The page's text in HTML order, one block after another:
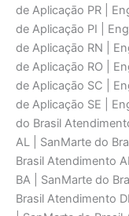
de Aplicaçāo PR |
de Aplicaçāo PI |
de Aplicaçāo RN |
de Aplicaçāo RO |
de Aplicaçāo SC |
de Aplicaçāo SE |
do Brasil
AL | SanMarte do
Brasil Atendimento
BA | SanMarte do
Brasil Atendimento